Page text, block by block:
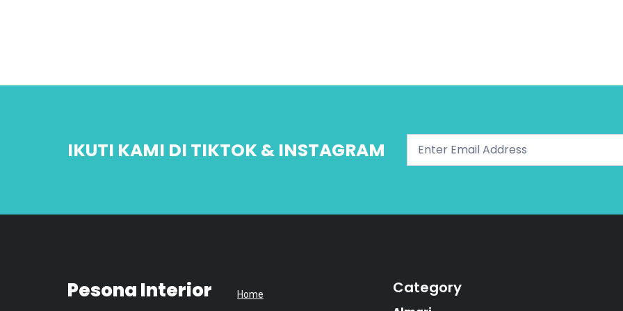
IKUTI KAMI DI TIKTOK & INSTAGRAM
Pesona Interior Home Category